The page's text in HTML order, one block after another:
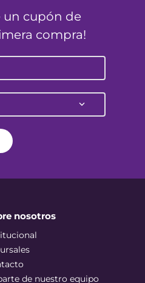
un cupón de
compra!
nosotros
de nuestro equipo